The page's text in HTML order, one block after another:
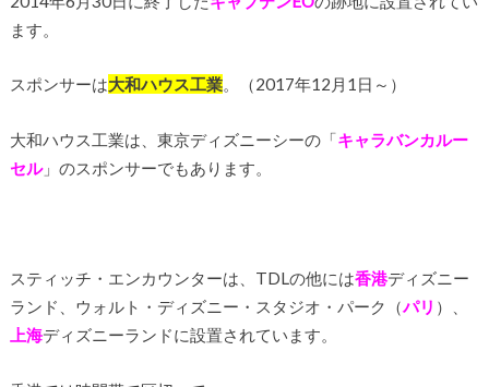
ます。
スポンサーは大和ハウス工業。（2017年12月1日～）
大和ハウス工業は、東京ディズニーシーの「キャラバンカルー
セル」のスポンサーでもあります。
スティッチ・エンカウンターは、TDLの他には香港ディズニー
ランド、 ウォルト・ディズニー・スタジオ・パーク（パリ ）、
上海ディズニーランドに設置されています。